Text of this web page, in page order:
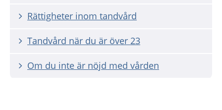
Rättigheter inom tandvård
Tandvård när du är över 23
Om du inte är nöjd med vården